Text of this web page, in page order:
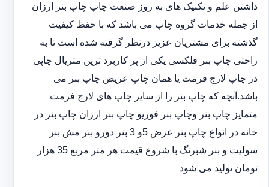
داشتن علم و تکنیک های به روز صنعت چاپ چاپ بنر ارزان
از جمله خدمات گروه چاپ می باشد که با حفظ کیفیت
گذشته برای مشتریان عزیز درنظر گرفته شده است تا به
راحتی چاپ بنر فلکسی یکی از پر کاربرد ترین متریال چاپی
در چاپ لارج فرمت یا همان چاپ عریض چاپ بنر می
باشد.آنچه که چاپ بنر را از سایر چاپ های لارج فرمت
متمایز چاپ بنر وچاپ بنر فوریو چاپ بنر ارزان چاپ بنر در
خانه در انواع چاپ بنر عرض 5و 3 بنر دورو بنر مش بنر
سولیت و بنر شبرنگ با شروع قیمت هر متر مربع 35 هزار
تومان تولید می شود